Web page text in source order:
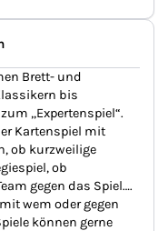
Brett- und
bis
„Expertenspiel“.
Kartenspiel mit
ob kurzweilige
ob
gegen das Spiel….
wem oder gegen
können gerne